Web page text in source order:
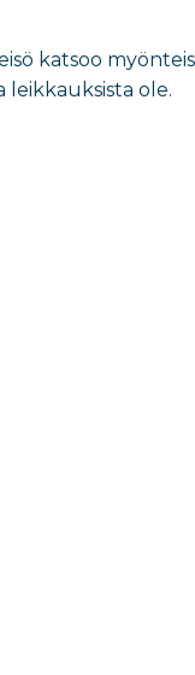
katsoo
leikkauksista ole.